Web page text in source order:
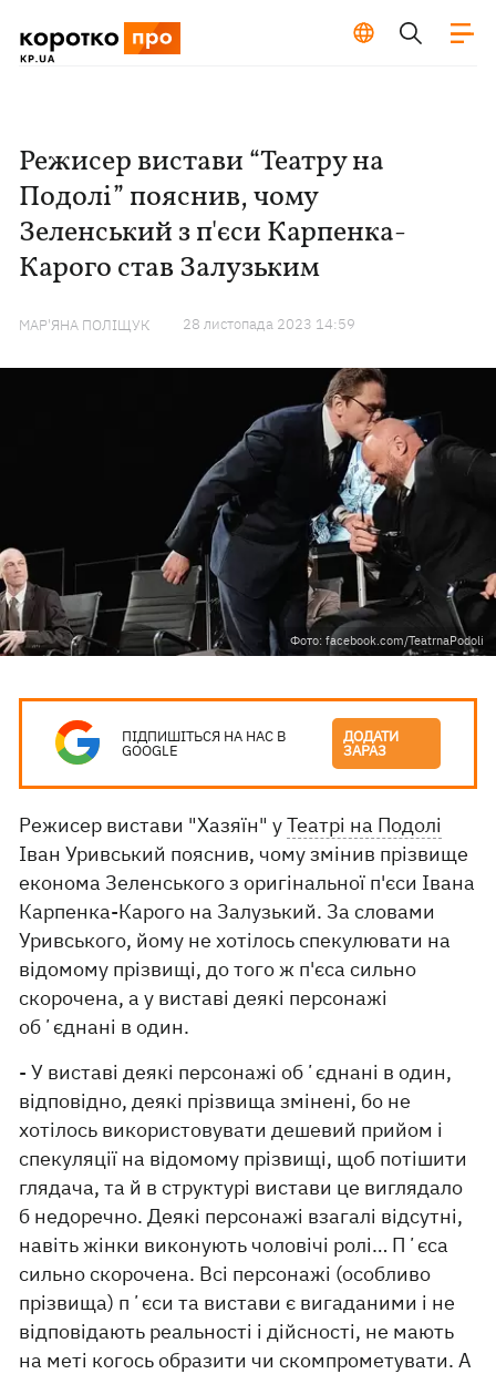
Режисер вистави “Театру на
Подолі” пояснив, чому
Зеленський з п'єси Карпенка-
Карого став Залузьким
МАР'ЯНА ПОЛІЩУК 28 листопада 2023 14:59
Фото: facebook.com/TeatrnaPodoli
ПІДПИШІТЬСЯ НА НАС В
GOOGLE
ДОДАТИ
ЗАРАЗ
Режисер вистави "Хазяїн" уТеатрі на Подолі
Іван Уривський пояснив, чому змінив прізвище
економа Зеленського з оригінальної п'єси Івана
Карпенка-Карого на Залузький. За словами
Уривського, йому не хотілось спекулювати на
відомому прізвищі, до того ж п'єса сильно
скорочена, а у виставі деякі персонажі
обʼєднані в один.
- У виставі деякі персонажі обʼєднані в один,
відповідно, деякі прізвища змінені, бо не
хотілось використовувати дешевий прийом і
спекуляції на відомому прізвищі, щоб потішити
глядача, та й в структурі вистави це виглядало
б недоречно. Деякі персонажі взагалі відсутні,
навіть жінки виконують чоловічі ролі… Пʼєса
сильно скорочена. Всі персонажі (особливо
прізвища) пʼєси та вистави є вигаданими і не
відповідають реальності і дійсності, не мають
на меті когось образити чи скомпрометувати. А